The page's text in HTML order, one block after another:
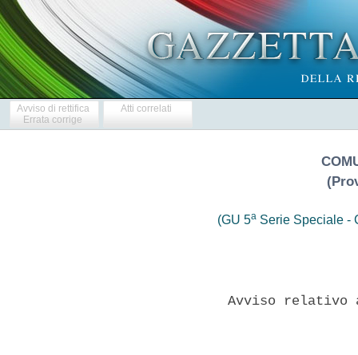
Avviso di rettifica
Errata corrige
Atti correlati
(GU 5a Serie Speciale -
Avviso